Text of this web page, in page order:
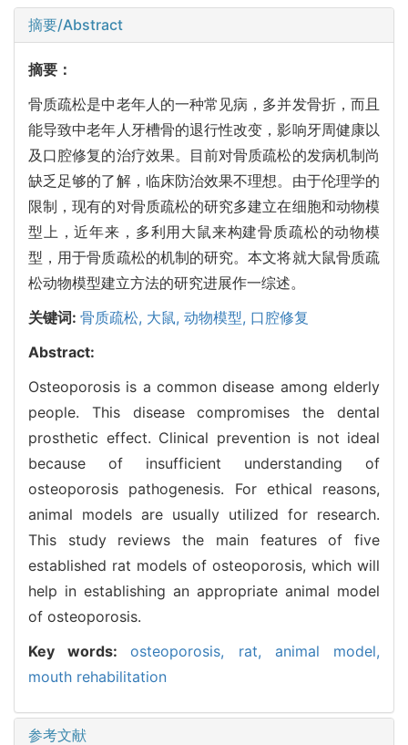
摘要/Abstract
摘要：
骨质疏松是中老年人的一种常见病，多并发骨折，而且
能导致中老年人牙槽骨的退行性改变，影响牙周健康以
及口腔修复的治疗效果。目前对骨质疏松的发病机制尚
缺乏足够的了解，临床防治效果不理想。由于伦理学的
限制，现有的对骨质疏松的研究多建立在细胞和动物模
型上，近年来，多利用大鼠来构建骨质疏松的动物模
型，用于骨质疏松的机制的研究。本文将就大鼠骨质疏
松动物模型建立方法的研究进展作一综述。
关键词: 骨质疏松, 大鼠, 动物模型, 口腔修复
Abstract:
Osteoporosis is a common disease among elderly
people. This disease compromises the dental
prosthetic effect. Clinical prevention is not ideal
because of insufficient understanding of
osteoporosis pathogenesis. For ethical reasons,
animal models are usually utilized for research.
This study reviews the main features of five
established rat models of osteoporosis, which will
help in establishing an appropriate animal model
of osteoporosis.
Key words:osteoporosis, rat, animal model,
mouth rehabilitation
参考文献